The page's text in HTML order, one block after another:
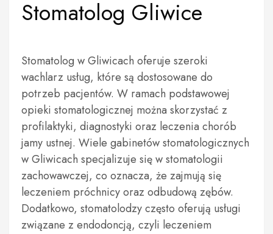
Stomatolog Gliwice
Stomatolog w Gliwicach oferuje szeroki
wachlarz usług, które są dostosowane do
potrzeb pacjentów. W ramach podstawowej
opieki stomatologicznej można skorzystać z
profilaktyki, diagnostyki oraz leczenia chorób
jamy ustnej. Wiele gabinetów stomatologicznych
w Gliwicach specjalizuje się w stomatologii
zachowawczej, co oznacza, że zajmują się
leczeniem próchnicy oraz odbudową zębów.
Dodatkowo, stomatolodzy często oferują usługi
związane z endodoncją, czyli leczeniem